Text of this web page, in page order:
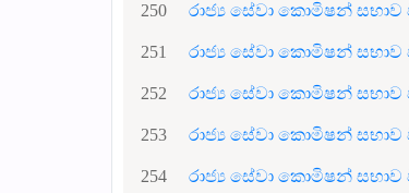
250 රාජ්‍ය සේවා කොමිෂන්
251 රාජ්‍ය සේවා කොමිෂන්
252 රාජ්‍ය සේවා කොමිෂන්
253 රාජ්‍ය සේවා කොමිෂන්
254 රාජ්‍ය සේවා කොමිෂන්